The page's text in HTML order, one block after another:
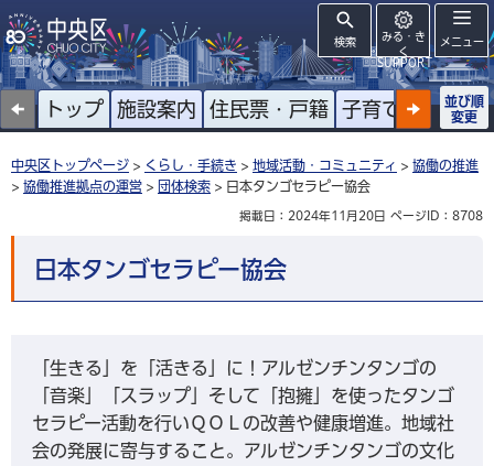
検索
みる・き
く
SUPPORT
メニュー
トップ 施設案内 住民票・戸籍 子育て 高齢者
並び順
変更
中央区トップページ > くらし・手続き > 地域活動・コミュニティ > 協働の推進
> 協働推進拠点の運営 > 団体検索 > 日本タンゴセラピー協会
掲載日：2024年11月20日 ページID：8708
日本タンゴセラピー協会
「生きる」を「活きる」に！アルゼンチンタンゴの
「音楽」「スラップ」そして「抱擁」を使ったタンゴ
セラピー活動を行いＱＯＬの改善や健康増進。地域社
会の発展に寄与すること。アルゼンチンタンゴの文化